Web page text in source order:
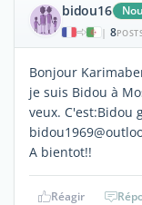
bidou16
| 8
Bonjour
je suis Bidou à
veux. C'est:Bidou
A bientot!!
Réagir